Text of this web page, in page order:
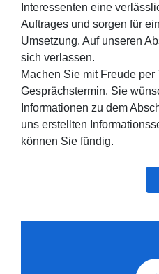
Interessenten eine
Auftrages und sorgen für
Umsetzung. Auf unseren
sich verlassen.
Machen Sie mit Freude per
Gesprächstermin. Sie
Informationen zu dem
uns erstellten
können Sie fündig.